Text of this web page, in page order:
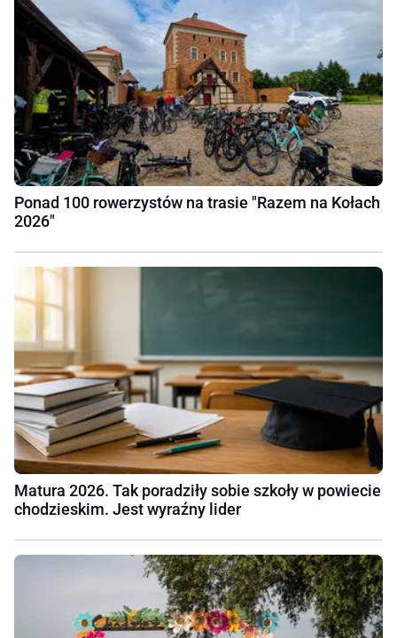
Ponad 100 rowerzystów na trasie "Razem na Kołach
2026"
Matura 2026. Tak poradziły sobie szkoły w powiecie
chodzieskim. Jest wyraźny lider